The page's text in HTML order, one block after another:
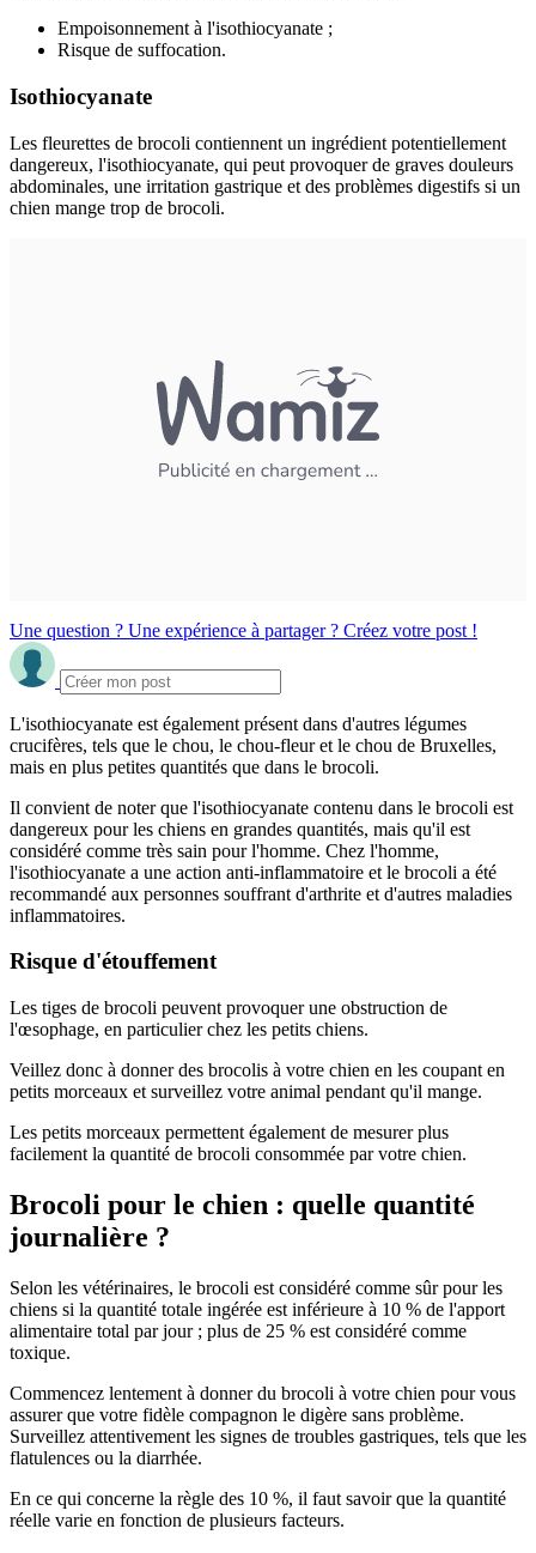
Empoisonnement à l'isothiocyanate ;
Risque de suffocation.
Isothiocyanate
Les fleurettes de brocoli contiennent un ingrédient potentiellement
dangereux, l'isothiocyanate, qui peut provoquer de graves douleurs
abdominales, une irritation gastrique et des problèmes digestifs si un
chien mange trop de brocoli.
Une question ? Une expérience à partager ? Créez votre post !
L'isothiocyanate est également présent dans d'autres légumes
crucifères, tels que le chou, le chou-fleur et le chou de Bruxelles,
mais en plus petites quantités que dans le brocoli.
Il convient de noter que l'isothiocyanate contenu dans le brocoli est
dangereux pour les chiens en grandes quantités, mais qu'il est
considéré comme très sain pour l'homme. Chez l'homme,
l'isothiocyanate a une action anti-inflammatoire et le brocoli a été
recommandé aux personnes souffrant d'arthrite et d'autres maladies
inflammatoires.
Risque d'étouffement
Les tiges de brocoli peuvent provoquer une obstruction de
l'œsophage, en particulier chez les petits chiens.
Veillez donc à donner des brocolis à votre chien en les coupant en
petits morceaux et surveillez votre animal pendant qu'il mange.
Les petits morceaux permettent également de mesurer plus
facilement la quantité de brocoli consommée par votre chien.
Brocoli pour le chien : quelle quantité
journalière ?
Selon les vétérinaires, le brocoli est considéré comme sûr pour les
chiens si la quantité totale ingérée est inférieure à 10 % de l'apport
alimentaire total par jour ; plus de 25 % est considéré comme
toxique.
Commencez lentement à donner du brocoli à votre chien pour vous
assurer que votre fidèle compagnon le digère sans problème.
Surveillez attentivement les signes de troubles gastriques, tels que les
flatulences ou la diarrhée.
En ce qui concerne la règle des 10 %, il faut savoir que la quantité
réelle varie en fonction de plusieurs facteurs.